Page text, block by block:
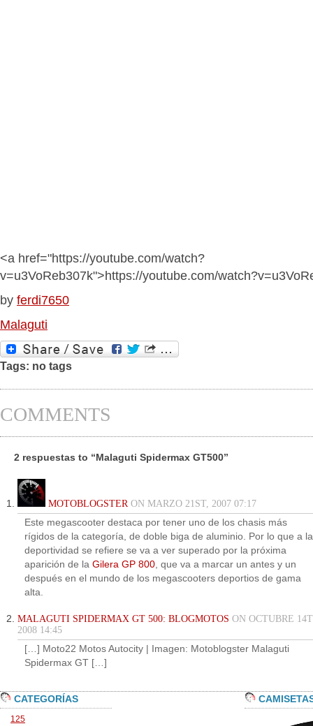
<a href="https://youtube.com/watch?
v=u3VoReb307k">https://youtube.com/
by ferdi7650
Malaguti
Tags: no tags
COMMENTS
2 respuestas to “Malaguti Spidermax GT500”
MOTOBLOGSTERON MARZO 21ST, 2007 07:17
Este megascooter destaca por tener uno de los chasis más
rígidos de la categoría, de doble biga de aluminio. Por lo que a la
deportividad se refiere se va a ver superado por la próxima
aparición de la Gilera GP 800, que va a marcar un antes y un
después en el mundo de los megascooters deportios de gama
alta.
MALAGUTI SPIDERMAX GT 500: BLOGMOTOS ON OCTUBRE
2008 14:45
[…] Moto22 Motos Autocity | Imagen: Motoblogster Malaguti
Spidermax GT […]
CATEGORÍAS
125